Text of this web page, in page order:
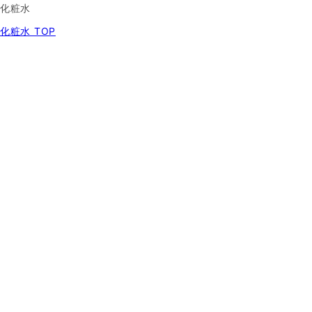
化粧水
化粧水 TOP